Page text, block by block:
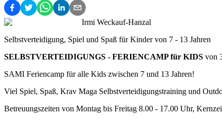
Irmi Weckauf-Hanzal
Selbstverteidigung, Spiel und Spaß für Kinder von 7 - 13 Jahren
SELBSTVERTEIDIGUNGS - FERIENCAMP für KIDS von
SAMI Feriencamp für alle Kids zwischen 7 und 13 Jahren!
Viel Spiel, Spaß, Krav Maga Selbstverteidigungstraining und
Betreuungszeiten von Montag bis Freitag 8.00 - 17.00 Uhr,